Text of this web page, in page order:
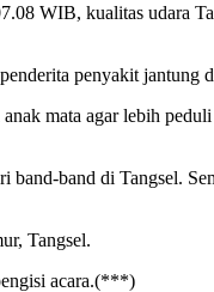
WIB, kualitas udara
penyakit jantung
mata agar lebih
band-band di Tangsel.
Tangsel.
acara.(***)